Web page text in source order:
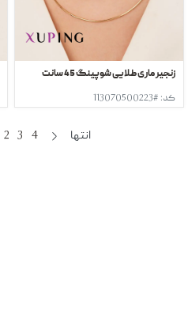
زنجیر ماری طلایی شوپینگ 45 سانت
کد: #113070500223
2 3 4 انتها